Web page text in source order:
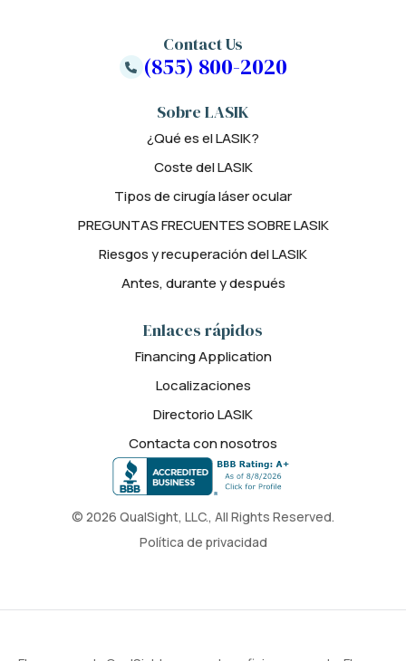
© 2026 QualSight, LLC., All Rights Reserved.
Política de privacidad
Sobre LASIK
¿Qué es el LASIK?
Coste del LASIK
Tipos de cirugía láser ocular
PREGUNTAS FRECUENTES SOBRE LASIK
Riesgos y recuperación del LASIK
Antes, durante y después
Enlaces rápidos
Financing Application
Localizaciones
Directorio LASIK
Contacta con nosotros
Contact Us
(855) 800-2020